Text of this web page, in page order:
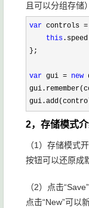
且可以分组存储）
var controls =
this
};
var gui = new
2，存储模式
（1）存储模式
按钮可以还原成
（2）点击
点击“New”可以